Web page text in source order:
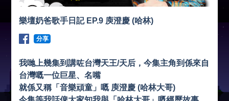
樂壇奶爸歌手日記 EP.9 庾澄慶 (哈林)
分享
我哋上幾集到講咗台灣天王/天后，今集主角到係來自
台灣嘅一位巨星、名嘴
就係又稱「音樂頑童」嘅 庾澄慶 (哈林大哥)